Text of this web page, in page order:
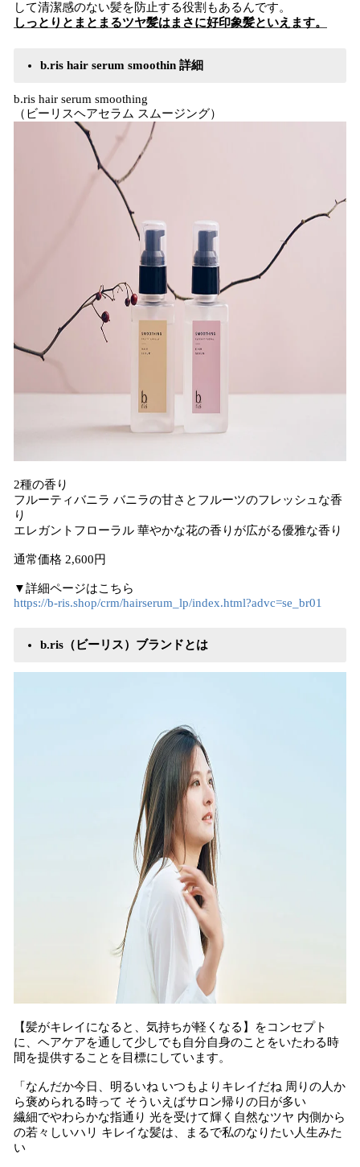
して清潔感のない髪を防止する役割もあるんです。
しっとりとまとまるツヤ髪はまさに好印象髪といえます。
b.ris hair serum smoothin 詳細
b.ris hair serum smoothing
（ビーリスヘアセラム スムージング）
2種の香り
フルーティバニラ バニラの甘さとフルーツのフレッシュな香
り
エレガントフローラル 華やかな花の香りが広がる優雅な香り
通常価格 2,600円
▼詳細ページはこちら
https://b-ris.shop/crm/hairserum_lp/index.html?advc=se_br01
b.ris（ビーリス）ブランドとは
【髪がキレイになると、気持ちが軽くなる】をコンセプト
に、ヘアケアを通して少しでも自分自身のことをいたわる時
間を提供することを目標にしています。
「なんだか今日、明るいね いつもよりキレイだね 周りの人か
ら褒められる時って そういえばサロン帰りの日が多い
繊細でやわらかな指通り 光を受けて輝く自然なツヤ 内側から
の若々しいハリ キレイな髪は、まるで私のなりたい人生みた
い